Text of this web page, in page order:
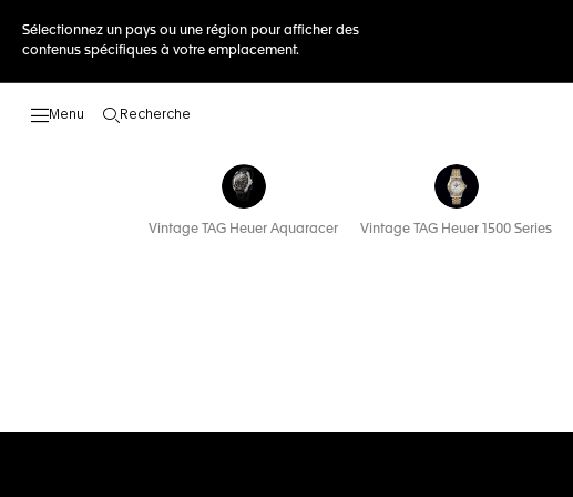
Sélectionnez un pays ou une région pour afficher des
contenus spécifiques à votre emplacement.
Recherche
Vintage TAG Heuer Aquaracer Vintage TAG Heuer 1500 Series